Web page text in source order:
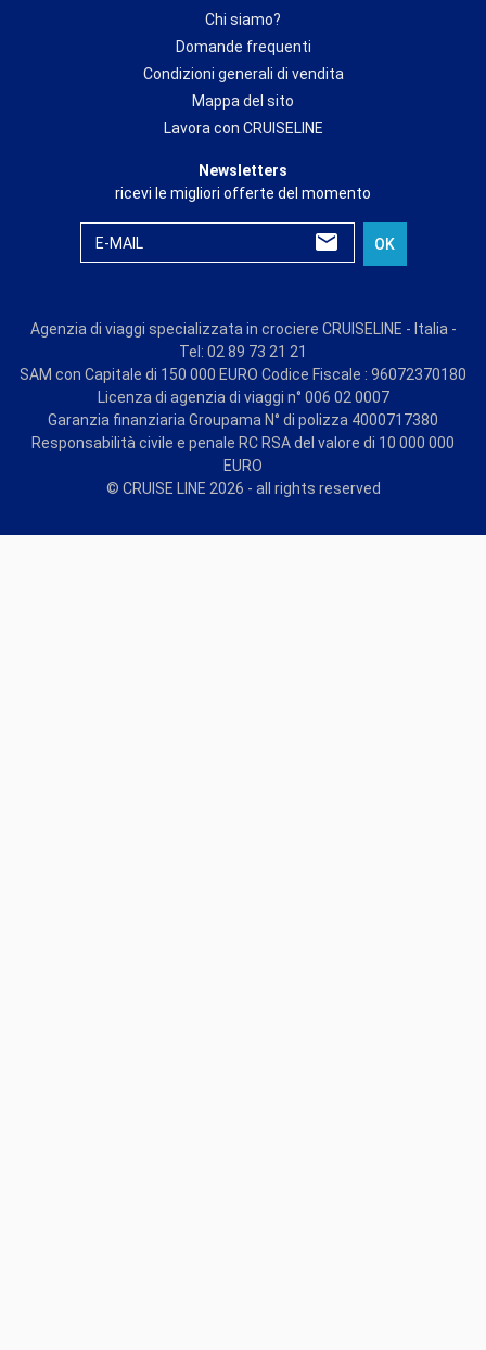
Chi siamo?
Domande frequenti
Condizioni generali di vendita
Mappa del sito
Lavora con CRUISELINE
Newsletters
ricevi le migliori offerte del momento
E-MAIL OK
Agenzia di viaggi specializzata in crociere CRUISELINE - Italia -
Tel: 02 89 73 21 21
SAM con Capitale di 150 000 EURO Codice Fiscale : 96072370180
Licenza di agenzia di viaggi n° 006 02 0007
Garanzia finanziaria Groupama N° di polizza 4000717380
Responsabilità civile e penale RC RSA del valore di 10 000 000
EURO
© CRUISE LINE 2026 - all rights reserved